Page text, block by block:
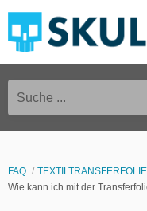
Suche ...
FAQ
TEXTILTRANSFERFOLIE
Wie kann ich mit der